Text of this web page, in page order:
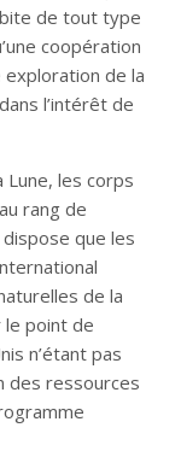
de tout type
coopération
de la
l’intérêt de
Lune, les corps
rang de
que les
de la
point de
n’étant pas
des ressources